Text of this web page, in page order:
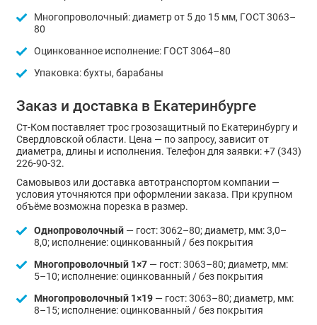
Многопроволочный: диаметр от 5 до 15 мм, ГОСТ 3063–
80
Оцинкованное исполнение: ГОСТ 3064–80
Упаковка: бухты, барабаны
Заказ и доставка в Екатеринбурге
Ст-Ком поставляет трос грозозащитный по Екатеринбургу и
Свердловской области. Цена — по запросу, зависит от
диаметра, длины и исполнения. Телефон для заявки: +7 (343)
226-90-32.
Самовывоз или доставка автотранспортом компании —
условия уточняются при оформлении заказа. При крупном
объёме возможна порезка в размер.
Однопроволочный— гост: 3062–80; диаметр, мм: 3,0–
8,0; исполнение: оцинкованный / без покрытия
Многопроволочный 1×7— гост: 3063–80; диаметр, мм:
5–10; исполнение: оцинкованный / без покрытия
Многопроволочный 1×19— гост: 3063–80; диаметр, мм:
8–15; исполнение: оцинкованный / без покрытия